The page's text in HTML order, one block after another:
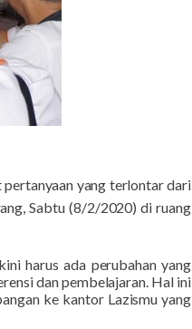
pertanyaan yang terlontar dari
Sabtu (8/2/2020) di ruang
harus ada perubahan yang
dan pembelajaran. Hal ini
ke kantor Lazismu yang